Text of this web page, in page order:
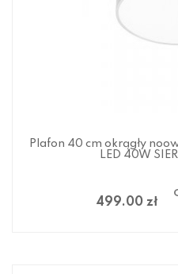
Plafon 40 cm okrągły
LED 40W
499.00 zł